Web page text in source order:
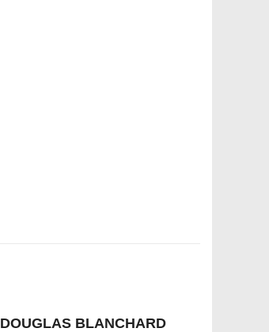
DOUGLAS BLANCHARD